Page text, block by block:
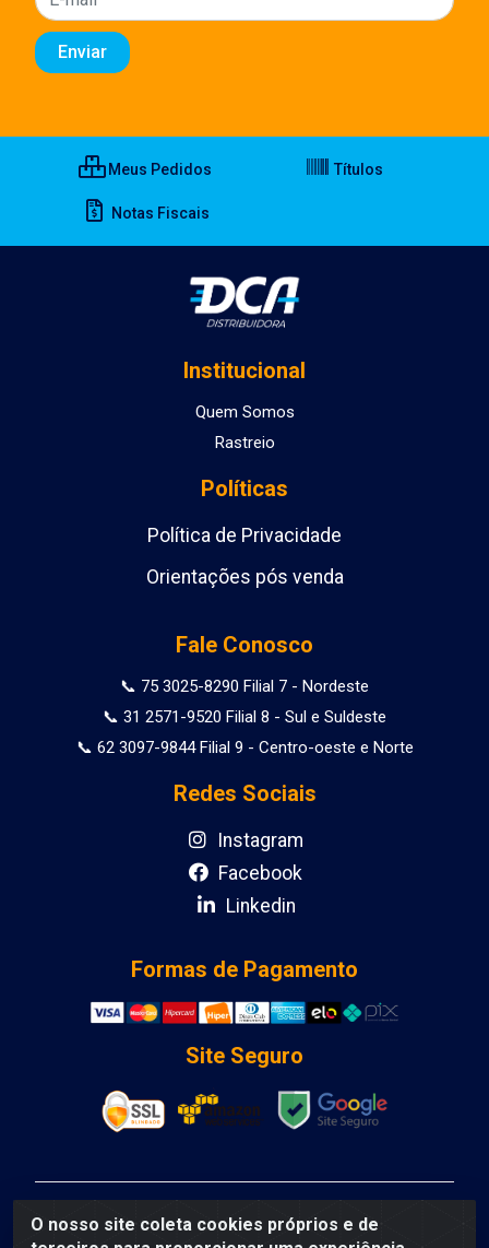
O nosso site coleta cookies próprios e de
Meus Pedidos Títulos
Notas Fiscais
Institucional
Quem Somos
Rastreio
Políticas
Política de Privacidade
Orientações pós venda
Fale Conosco
📞 75 3025-8290 Filial 7 - Nordeste
📞 31 2571-9520 Filial 8 - Sul e Suldeste
📞 62 3097-9844 Filial 9 - Centro-oeste e Norte
Redes Sociais
Instagram
Facebook
Linkedin
Formas de Pagamento
Site Seguro
DCA DISTRIBUIDORA DE COSMETICOS LTDA - AV
DEPUTADO LUIS EDUARDO MAGALHAES, Humildes,